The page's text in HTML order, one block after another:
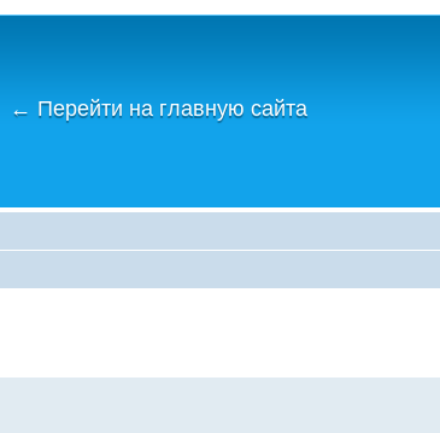
← Перейти на главную сайта